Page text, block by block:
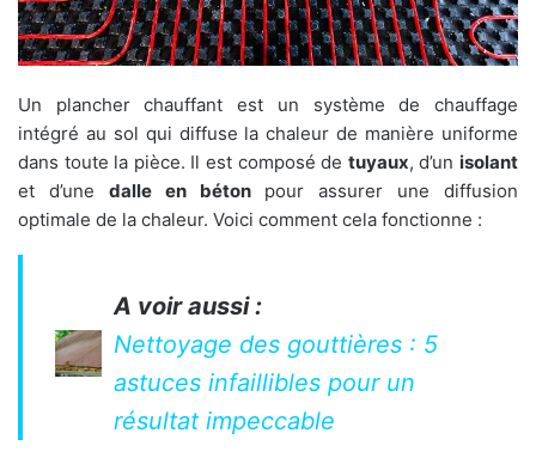
Un plancher chauffant est un système de chauffage
intégré au sol qui diffuse la chaleur de manière uniforme
dans toute la pièce. Il est composé de tuyaux, d’un isolant
et d’une dalle en bétonpour assurer une diffusion
optimale de la chaleur. Voici comment cela fonctionne :
A voir aussi :
Nettoyage des gouttières : 5
astuces infaillibles pour un
résultat impeccable